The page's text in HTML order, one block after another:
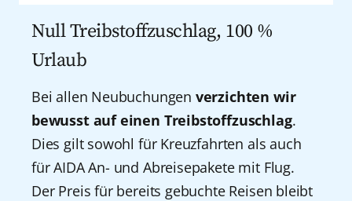
Singapur
Sydney
Tokio
Null Treibstoffzuschlag, 100 %
Urlaub
Bei allen Neubuchungen verzichten wir
bewusst auf einen Treibstoffzuschlag.
Dies gilt sowohl für Kreuzfahrten als auch
für AIDA An- und Abreisepakete mit Flug.
Der Preis für bereits gebuchte Reisen bleibt